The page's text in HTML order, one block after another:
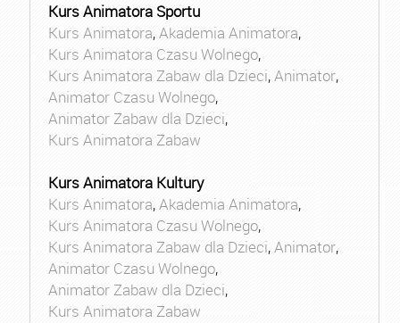
Kurs Animatora Sportu
Kurs Animatora,Akademia Animatora,
Kurs Animatora Czasu Wolnego,
Kurs Animatora Zabaw dla Dzieci,Animator,
Animator Czasu Wolnego,
Animator Zabaw dla Dzieci,
Kurs Animatora Zabaw
Kurs Animatora Kultury
Kurs Animatora,Akademia Animatora,
Kurs Animatora Czasu Wolnego,
Kurs Animatora Zabaw dla Dzieci,Animator,
Animator Czasu Wolnego,
Animator Zabaw dla Dzieci,
Kurs Animatora Zabaw